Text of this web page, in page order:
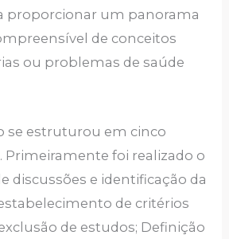
proporcionar um panorama
de conceitos
ou problemas de saúde
estruturou em cinco
Primeiramente foi realizado o
discussões e identificação da
de critérios
de estudos; Definição